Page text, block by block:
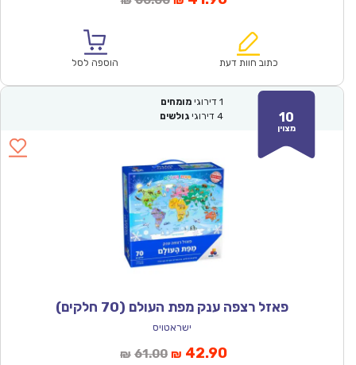
₪60.00.
הוא:
כתוב חוות דעת הוספה לסל
10
מצוין
1 דירוגי מומחים
4 דירוגי גולשים
פאזל רצפה ענק מפת העולם (70 חלקים)
ישראטויס
₪ 61.00המחיר
₪ 42.90המחיר